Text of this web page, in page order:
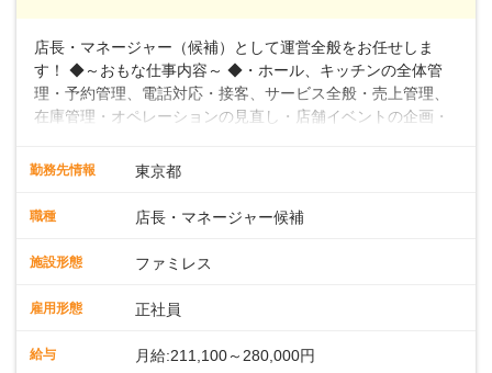
店長・マネージャー（候補）として運営全般をお任せしま
す！ ◆～おもな仕事内容～ ◆・ホール、キッチンの全体管
理・予約管理、電話対応・接客、サービス全般・売上管理、
在庫管理・オペレーションの見直し・店舗イベントの企画・
入社後はスキルに合わせた業務からお任せしますので、徐々
向上を目指すDX推進～ ◆すかいらーくのレストランでは、
スタッフの働きやすさをサポートしています。配膳ロボット
や歩行数が約40%も削減されました！また、配膳ロボットに
なDX（デジタルトランスフォーメーション）の取り組みを進
勤務先情報 東京都
職種 店長・マネージャー候補
施設形態 ファミレス
雇用形態 正社員
給与 月給:211,100～280,000円